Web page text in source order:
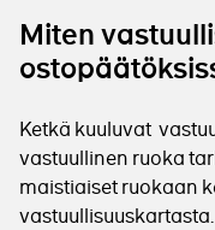
Miten
Ketkä kuuluvat
vastuullinen ruoka
maistiaiset ruokaan
vastuullisuuskartasta.